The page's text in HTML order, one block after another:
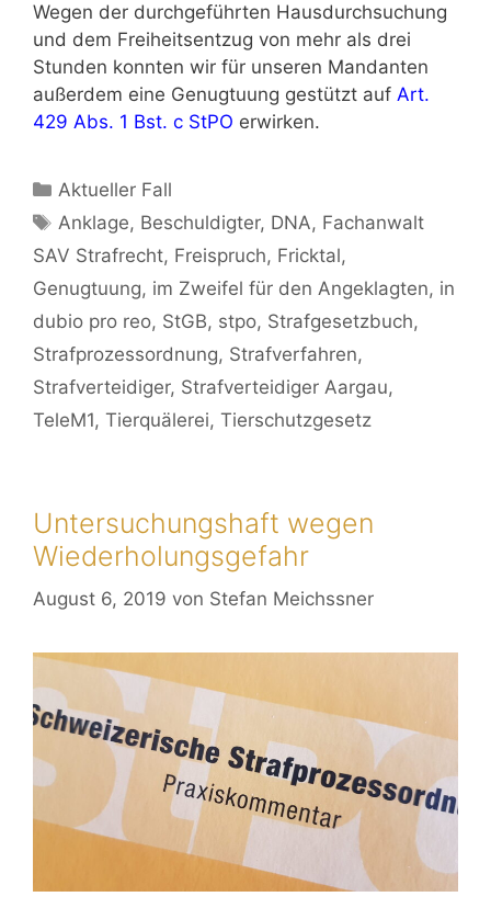
Wegen der durchgeführten Hausdurchsuchung
und dem Freiheitsentzug von mehr als drei
Stunden konnten wir für unseren Mandanten
außerdem eine Genugtuung gestützt auf Art.
429 Abs. 1 Bst. c StPO erwirken.
Aktueller Fall
Anklage, Beschuldigter, DNA, Fachanwalt
SAV Strafrecht, Freispruch, Fricktal,
Genugtuung, im Zweifel für den Angeklagten, in
dubio pro reo, StGB, stpo, Strafgesetzbuch,
Strafprozessordnung, Strafverfahren,
Strafverteidiger, Strafverteidiger Aargau,
TeleM1, Tierquälerei, Tierschutzgesetz
Untersuchungshaft wegen
Wiederholungsgefahr
August 6, 2019 von Stefan Meichssner